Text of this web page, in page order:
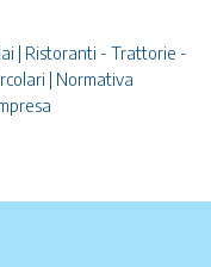
| Ristoranti - Trattorie -
| Normativa